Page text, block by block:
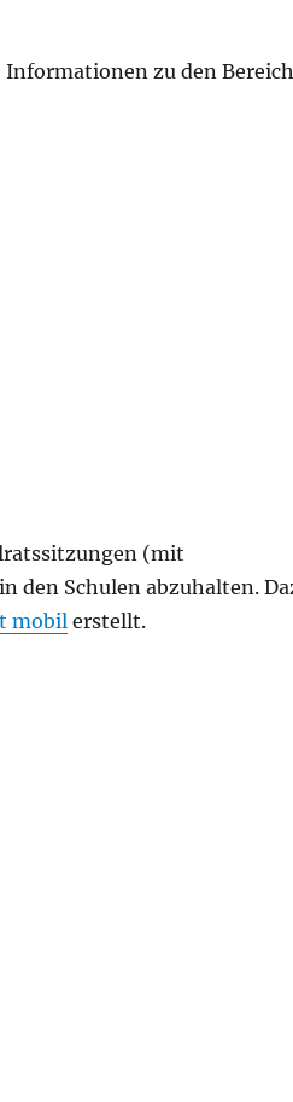
zu den
(mit
den Schulen abzuhalten.
mobil erstellt.